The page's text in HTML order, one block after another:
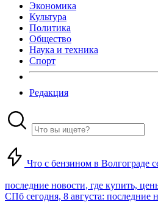
Экономика
Культура
Политика
Общество
Наука и техника
Спорт
Редакция
Что с бензином в Волгограде
последние новости, где купить,
СПб сегодня, 8 августа: последние